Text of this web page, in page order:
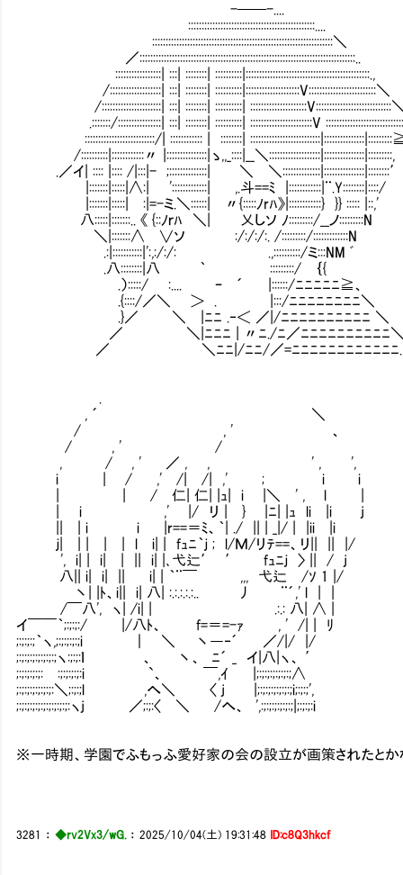
-──-....
:::::::::::::::::::::::::::::::::::::::::::::::....
:::::::::::::::::::::::::::::::::::::::::::::::::::::::::::::::::::＼
／::::::::::::::::::::::::::::::::::::::::::::::::::::::::::::::::::::::::::::::::..
:::::::::::::::::| :::| ::::::::| ::::::::::|::::::::::::::::::::::::::::::::::::::::::::::.,
/:::::::::::::::::::| :::| ::::::::| ::::::::::|::::::::::::::::::::V:::::::::::::::::::::::::＼
/::::::::::::::::::::::| :::| ::::::::| ::::::::::| :::::::::::::::::::::V::::::::::::::::::::::::::::
.:::::::/::::::::::::::::| :::| ::::::::| ::::::::::| :::::::::::::::::::::::V
::::::::::::::::::::::::::/| :::::::::::: | ::::::::|
/::::::::::|::::::::::::〃 |:::::::::::::::|ゝ,,_::::|__＼:::::::::::::::::::|:::::::::::::::|:::::::::,
.／イ| :::: |:::: /|:::|- ;::::::::::::::| ＼ ＼
|:::::::|:::::|∧:| ':::::::::::::| ,.斗==ﾐ |::::::::::::|¨.Y::::::::|::::/
|:::::::|:::::| :|=-ミ.＼::::::| 〃{:::::ﾉrﾊ》|::::::::::::} }} ::::: |::,'
八:::::|:::::::.. 《 {::ﾉｒﾊ ＼| 乂しソ ﾉ:::::::::/__ノ:::::::::N
＼|:::::::∧ ∨ソ :/:/:/:. /:::::::::/:::::::::::::N
.:|:::::::::::|':,:/:/: .,::::::::::/ミ:::NM ﾞ
.八::::::::|八 ｀ :::::::::/ ｛{
.）:::::/ :.... ｰ ´ |::::::/ﾆﾆﾆﾆﾆ≧、
.{::::/／＼ ＞ . |:::/ﾆﾆﾆﾆﾆﾆﾆﾆ＼
.}／ ＼ |ﾆﾆ .‐＜ ／|/ﾆﾆﾆﾆﾆﾆﾆﾆﾆﾆ ＼
／ ＼|ﾆﾆﾆ | 〃ﾆ./ﾆ／ﾆﾆﾆﾆﾆﾆﾆﾆﾆﾆ
／ ＼ﾆﾆ|/ﾆﾆ/／=ﾆﾆﾆﾆﾆﾆﾆﾆﾆﾆﾆﾆ
, ´ ＼
/ , ' 、
/ , ' /
, / , ' ／ , , ' , ',
i | / ,' /| /| ,' ; i i
| | / 仁| 仁| |ｭ| i |＼ ' , l | だよ
| i ,' |/ リ | } |ﾆ| |ｭ li |i j
|| | i i |r==＝ﾐ、｀| ./ || | _|/ | |ii |i
ｊ| | | | | l i| | fｭﾆ｀ｊ ; l/Ｍ/リﾃ==、リ|| || |/
', i| | i| | || i| |､弋辷′ ′ fｭﾆｊ 〉 || / j
八|| i| i| || i| | ｀¨￣ ,,, 弋辷 /ｿ 1 |/
丶| |ﾄ、i|| i| 八| :.:.:.:.:.. 丿 ¨´,' l | |
/￣八', ヽ| /i| | .:.: 八| ∧ |
イ￣￣｀;:;:;:/ |/八ﾄ、 f=＝=-ｧ , ' /| | ﾘ
;:;:;:;｀ヽ,;:;:;:;:;i ｜ ＼ 丶―‐´ ／/|/ |/
;:;:;:;:;:;:;:;ヽ:;:;:ｌ 、 丶、 ﾆ´ _ イ|八|ヽ、 ′
;:;:;:;:;:￤:;:;:;:;:i `、 ￣,ｲ |;:;:;:;:;:;:;∧
;:;:;:;:;:;:;:＼;:;:;l ,へ＼ 〈 j |;:;:;:;:;:;:;i;:;:;',
;:;:;:;:;:;:;:;:;:;:ヽj ／;:;:〈 ＼ /へ、 ',:;:;:;:;:;:;|;:;:;:i
※一時期、学園でふもっふ愛好家の会の設立が画策されたとか
3281 ：◆rv2Vx3/wG. ：2025/10/04(土) 19:31:48 ID:c8Q3hkcf